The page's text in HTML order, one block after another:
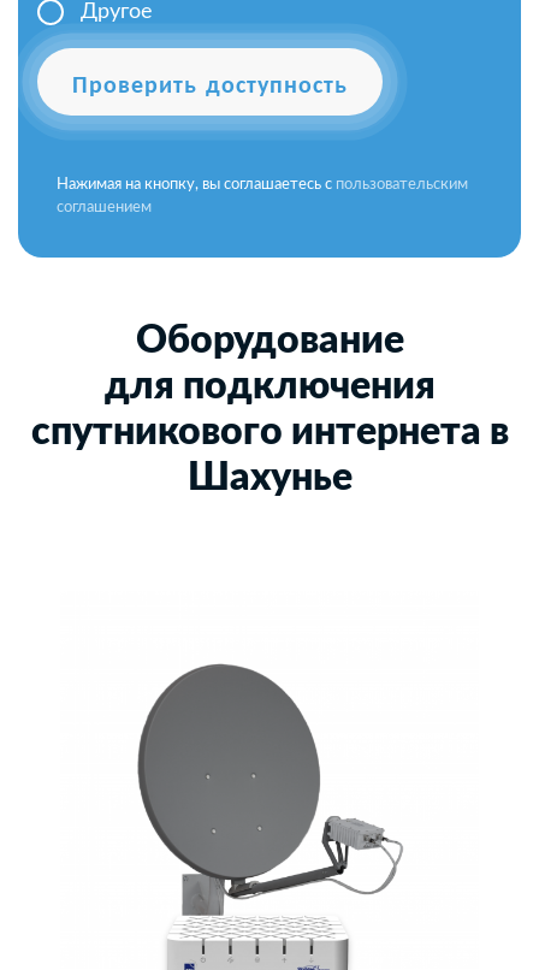
Другое
Проверить доступность
Нажимая на кнопку, вы соглашаетесь с пользовательским
соглашением
Оборудование
для подключения
спутникового интернета в
Шахунье